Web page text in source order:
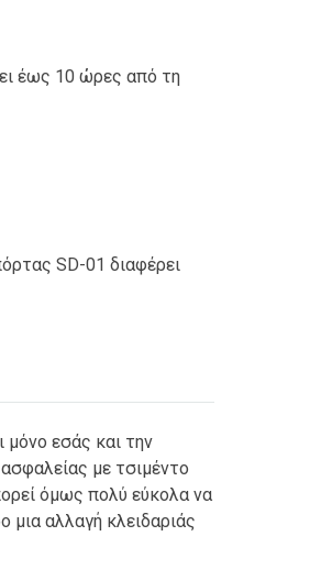
έως 10 ώρες από τη
SD-01 διαφέρει
μόνο εσάς και την
με τσιμέντο
όμως πολύ εύκολα να
αλλαγή κλειδαριάς